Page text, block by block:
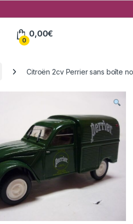
My Account
0
0,00€
Citroën 2cv Perrier sans boîte